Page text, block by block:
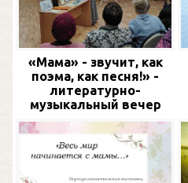
«Мама» - звучит, как
поэма, как песня!» -
литературно-
музыкальный вечер